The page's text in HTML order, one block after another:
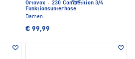
Ortovox · 230 Competition 3/4
Funktionsunterhose
Damen
€ 99,99